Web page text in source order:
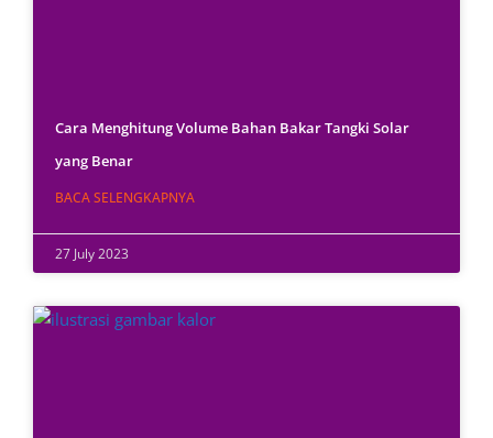
Cara Menghitung Volume Bahan Bakar Tangki Solar
yang Benar
BACA SELENGKAPNYA
27 July 2023